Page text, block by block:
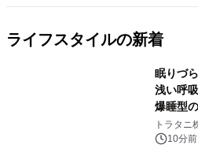
ライフスタイルの新着
眠りづ
浅い呼
爆睡型
説
トラタニ
10分前